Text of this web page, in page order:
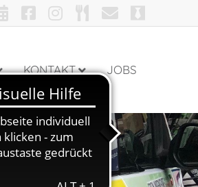
KONTAKT JOBS